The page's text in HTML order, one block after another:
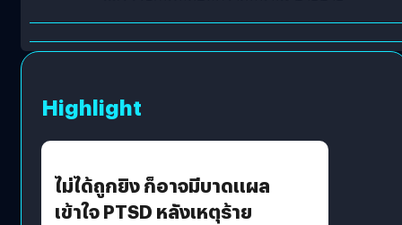
Highlight
ไม่ได้ถูกยิง ก็อาจมีบาดแผล
เข้าใจ PTSD หลังเหตุร้าย